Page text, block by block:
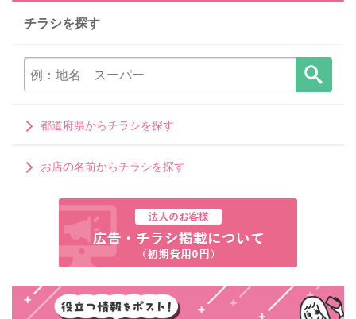
チラシを探す
都道府県からチラシを探す
お店の名前からチラシを探す